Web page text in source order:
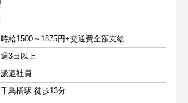
時給1500～1875円+交通費全額支給
週3日以上
派遣社員
千鳥橋駅 徒歩13分